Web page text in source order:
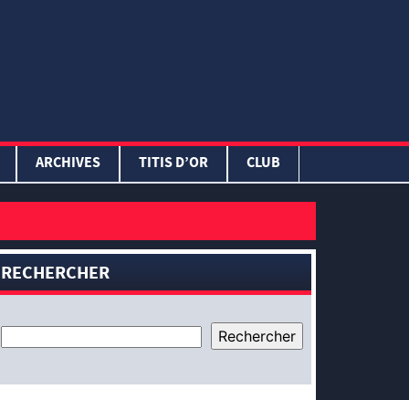
ARCHIVES TITIS D’OR CLUB
RECHERCHER